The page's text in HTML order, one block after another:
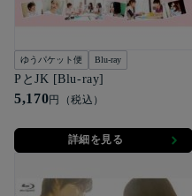
ゆうパケット便 Blu-ray
PとJK [Blu-ray]
5,170円（税込）
詳細を見る